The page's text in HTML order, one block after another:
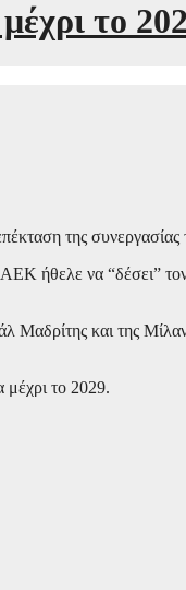
το
της συνεργασίας
ήθελε να “δέσει”
Μαδρίτης και της
μέχρι το 2029.